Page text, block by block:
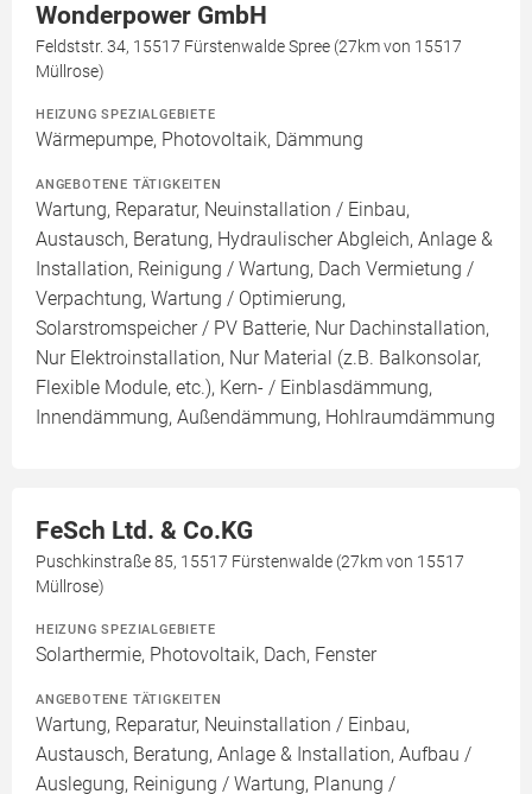
Wonderpower GmbH
Feldststr. 34, 15517 Fürstenwalde Spree (27km von 15517
Müllrose)
HEIZUNG SPEZIALGEBIETE
Wärmepumpe, Photovoltaik, Dämmung
ANGEBOTENE TÄTIGKEITEN
Wartung, Reparatur, Neuinstallation / Einbau,
Austausch, Beratung, Hydraulischer Abgleich, Anlage &
Installation, Reinigung / Wartung, Dach Vermietung /
Verpachtung, Wartung / Optimierung,
Solarstromspeicher / PV Batterie, Nur Dachinstallation,
Nur Elektroinstallation, Nur Material (z.B. Balkonsolar,
Flexible Module, etc.), Kern- / Einblasdämmung,
Innendämmung, Außendämmung, Hohlraumdämmung
FeSch Ltd. & Co.KG
Puschkinstraße 85, 15517 Fürstenwalde (27km von 15517
Müllrose)
HEIZUNG SPEZIALGEBIETE
Solarthermie, Photovoltaik, Dach, Fenster
ANGEBOTENE TÄTIGKEITEN
Wartung, Reparatur, Neuinstallation / Einbau,
Austausch, Beratung, Anlage & Installation, Aufbau /
Auslegung, Reinigung / Wartung, Planung /